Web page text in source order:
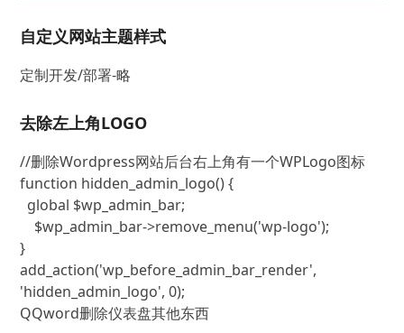
自定义网站主题样式
定制开发/部署-略
去除左上角LOGO
//删除Wordpress网站后台右上角有一个WPLogo图标
function hidden_admin_logo() {
}
add_action('wp_before_admin_bar_render',
'hidden_admin_logo', 0);
QQword删除仪表盘其他东西